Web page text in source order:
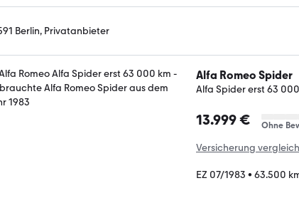
Berlin, Privatanbieter
Alfa Romeo Spider
Alfa Spider erst 63
13.999 € Ohne
Versicherung
EZ 07/1983 • 63.500